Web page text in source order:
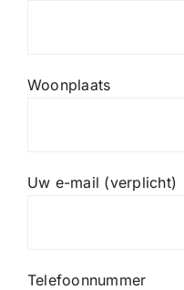
Woonplaats
Uw e-mail (verplicht)
Telefoonnummer